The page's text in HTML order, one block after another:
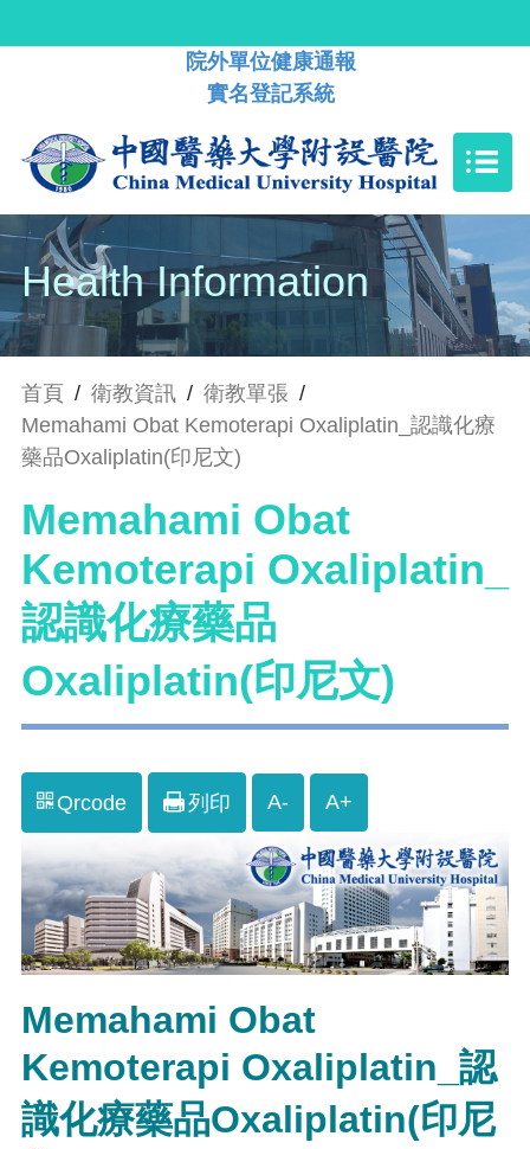
院外單位健康通報
實名登記系統
Health Information
首頁 / 衛教資訊 / 衛教單張 /
Memahami Obat Kemoterapi Oxaliplatin_認識化療
藥品Oxaliplatin(印尼文)
Memahami Obat
Kemoterapi Oxaliplatin_
認識化療藥品
Oxaliplatin(印尼文)
Qrcode 列印 A- A+
Memahami Obat
Kemoterapi Oxaliplatin_認
識化療藥品Oxaliplatin(印尼